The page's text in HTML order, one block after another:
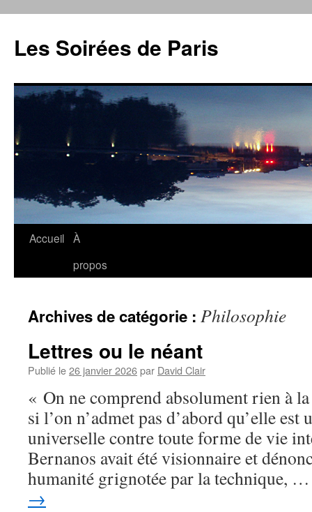
contenu
Les Soirées de Paris
Accueil À
propos
Archives de catégorie : Philosophie
Lettres ou le néant
Publié le26 janvier 2026par David Clair
« On ne comprend absolument rien à
si l’on n’admet pas d’abord qu’elle
universelle contre toute forme de vie
Bernanos avait été visionnaire et
humanité grignotée par la technique,
→